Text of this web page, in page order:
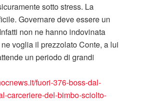
sotto stress. La
Governare deve essere un
non ne hanno indovinata
voglia il prezzolato Conte, a lui
un periodo di grandi
fuori-376-boss-dal-
carceriere-del-bimbo-sciolto-